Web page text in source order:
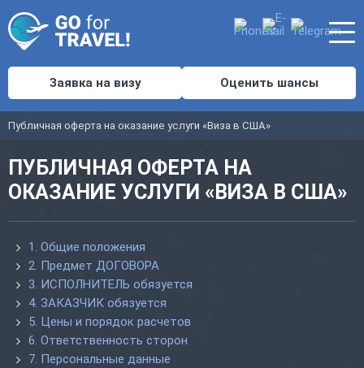
Заявка на визу Оценить шансы
Публичная оферта на оказание услуги «Виза в США»
ПУБЛИЧНАЯ ОФЕРТА НА
ОКАЗАНИЕ УСЛУГИ «ВИЗА В США»
1. Общие положения
2. Предмет ДОГОВОРА
3. ИСПОЛНИТЕЛЬ обязуется
4. ЗАКАЗЧИК обязуется
5. Цены и порядок расчетов
6. Ответственность сторон
7. Персональные данные